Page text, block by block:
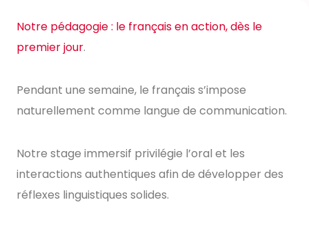
Notre pédagogie : le français en action, dès le
premier jour.
Pendant une semaine, le français s’impose
naturellement comme langue de communication.
Notre stage immersif privilégie l’oral et les
interactions authentiques afin de développer des
réflexes linguistiques solides.